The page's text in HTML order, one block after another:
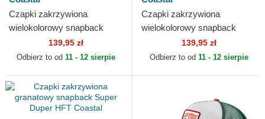
Czapki zakrzywiona
wielokolorowy snapback
Better Hawaii HFT Coastal
139,95 zł
Odbierz to od 11 - 12 sierpie
Czapki zakrzywiona
wielokolorowy snapback
When In Doubt Paddle Out
HFT Coastal
139,95 zł
Odbierz to od 11 - 12 sierpie